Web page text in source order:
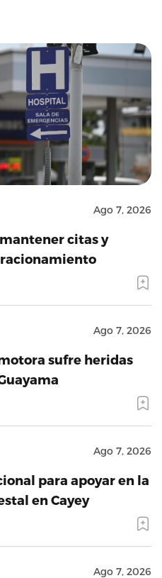
Ago 7, 2026
citas y
Ago 7, 2026
sufre heridas
Ago 7, 2026
para apoyar en la
en Cayey
Ago 7, 2026